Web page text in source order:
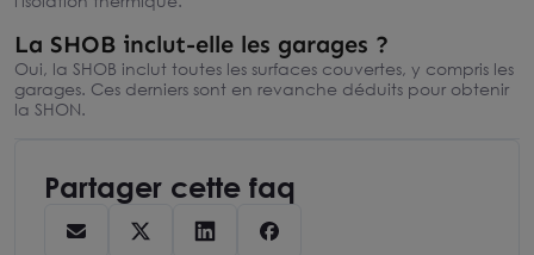
La SHOB inclut-elle les garages ?
Oui, la SHOB inclut toutes les surfaces couvertes, y compris les
garages. Ces derniers sont en revanche déduits pour obtenir
la SHON.
Partager cette faq